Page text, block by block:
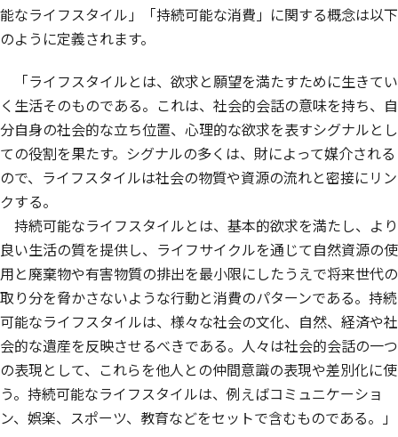
能なライフスタイル」「持続可能な消費」に関する概念は以下
のように定義されます。
「ライフスタイルとは、欲求と願望を満たすために生きてい
く生活そのものである。これは、社会的会話の意味を持ち、自
分自身の社会的な立ち位置、心理的な欲求を表すシグナルとし
ての役割を果たす。シグナルの多くは、財によって媒介される
ので、ライフスタイルは社会の物質や資源の流れと密接にリン
クする。
持続可能なライフスタイルとは、基本的欲求を満たし、より
良い生活の質を提供し、ライフサイクルを通じて自然資源の使
用と廃棄物や有害物質の排出を最小限にしたうえで将来世代の
取り分を脅かさないような行動と消費のパターンである。持続
可能なライフスタイルは、様々な社会の文化、自然、経済や社
会的な遺産を反映させるべきである。人々は社会的会話の一つ
の表現として、これらを他人との仲間意識の表現や差別化に使
う。持続可能なライフスタイルは、例えばコミュニケーショ
ン、娯楽、スポーツ、教育などをセットで含むものである。」